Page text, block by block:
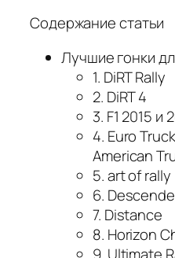
Содержание статьи
Лучшие гонки
1. DiRT Rally
2. DiRT 4
3. F1 2015 и
4. Euro
American
5. art of rally
6.
7. Distance
8. Horizon
9. Ultimate